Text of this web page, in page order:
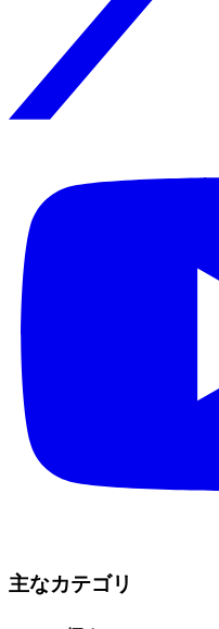
主なカテゴリ